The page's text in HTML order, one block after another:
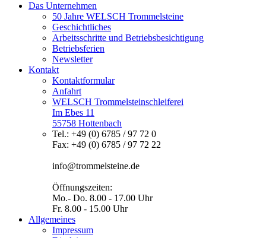
Das Unternehmen
50 Jahre WELSCH Trommelsteine
Geschichtliches
Arbeitsschritte und Betriebsbesichtigung
Betriebsferien
Newsletter
Kontakt
Kontaktformular
Anfahrt
WELSCH Trommelsteinschleiferei
Im Ebes 11
55758 Hottenbach
Tel.: +49 (0) 6785 / 97 72 0
Fax: +49 (0) 6785 / 97 72 22
info@trommelsteine.de
Öffnungszeiten:
Mo.- Do. 8.00 - 17.00 Uhr
Fr. 8.00 - 15.00 Uhr
Allgemeines
Impressum